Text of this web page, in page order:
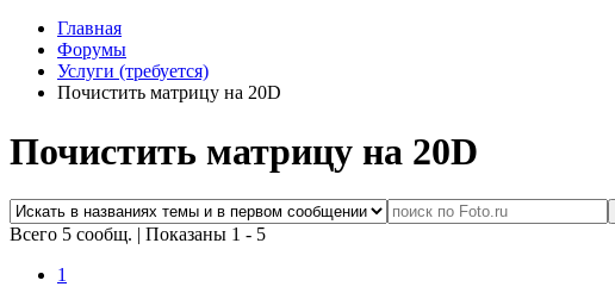
Главная
Форумы
Услуги (требуется)
Почистить матрицу на 20D
Почистить матрицу на 20D
Всего 5 сообщ. | Показаны 1 - 5
1